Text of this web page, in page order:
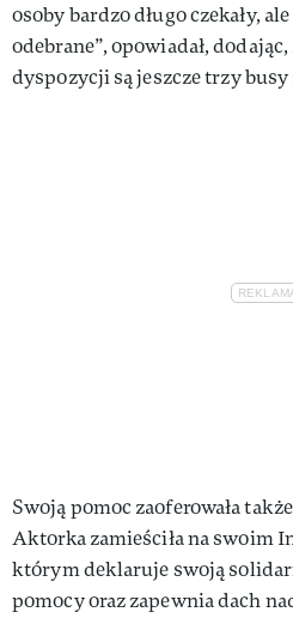
osoby bardzo długo czekały,
odebrane”, opowiadał,
dyspozycji są jeszcze trzy busy
Swoją pomoc zaoferowała także
Aktorka zamieściła na swoim
którym deklaruje swoją
pomocy oraz zapewnia dach